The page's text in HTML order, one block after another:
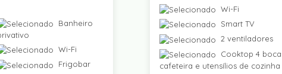
Banheiro
Wi-Fi
Frigobar
Wi-Fi
Smart TV
2 ventiladores
Cooktop 4
cafeteira e utensílios de cozinha